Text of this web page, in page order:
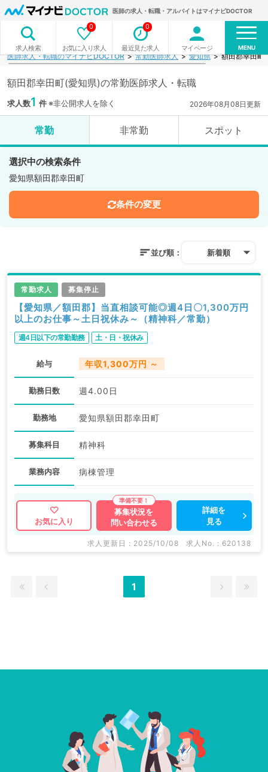
医師の求人・転職・アルバイトはマイナビDOCTOR
求人検索 お気に入り求人
0
最近見た求人
0
マイページ MENU
医師求人・転職のマイナビDOCTOR 常勤医師求人 愛知県 額田郡幸田町
額田郡幸田町(愛知県)の常勤医師求人・転職
求人数1 件※非公開求人を除く 2026年08月08日更新
常勤 非常勤 スポット
選択中の検索条件
愛知県額田郡幸田町
条件の変更
並び順： 新着順
常勤求人 募集停止
【愛知県／額田郡】当直相談可能◎週4日〇1,300万円
以上のお仕事～土日祝休み～（精神科／常勤）
週4日以下の常勤勤務 土・日・祝休み
給与 年収1,300万円 ～
勤務日数 週4.00日
勤務地 愛知県額田郡幸田町
募集科目 精神科
業務内容 病棟管理
お気に入り
募集状況を
問い合わせる
詳細を
見る
求人更新日 : 2025/10/08 求人No. : 620138
1